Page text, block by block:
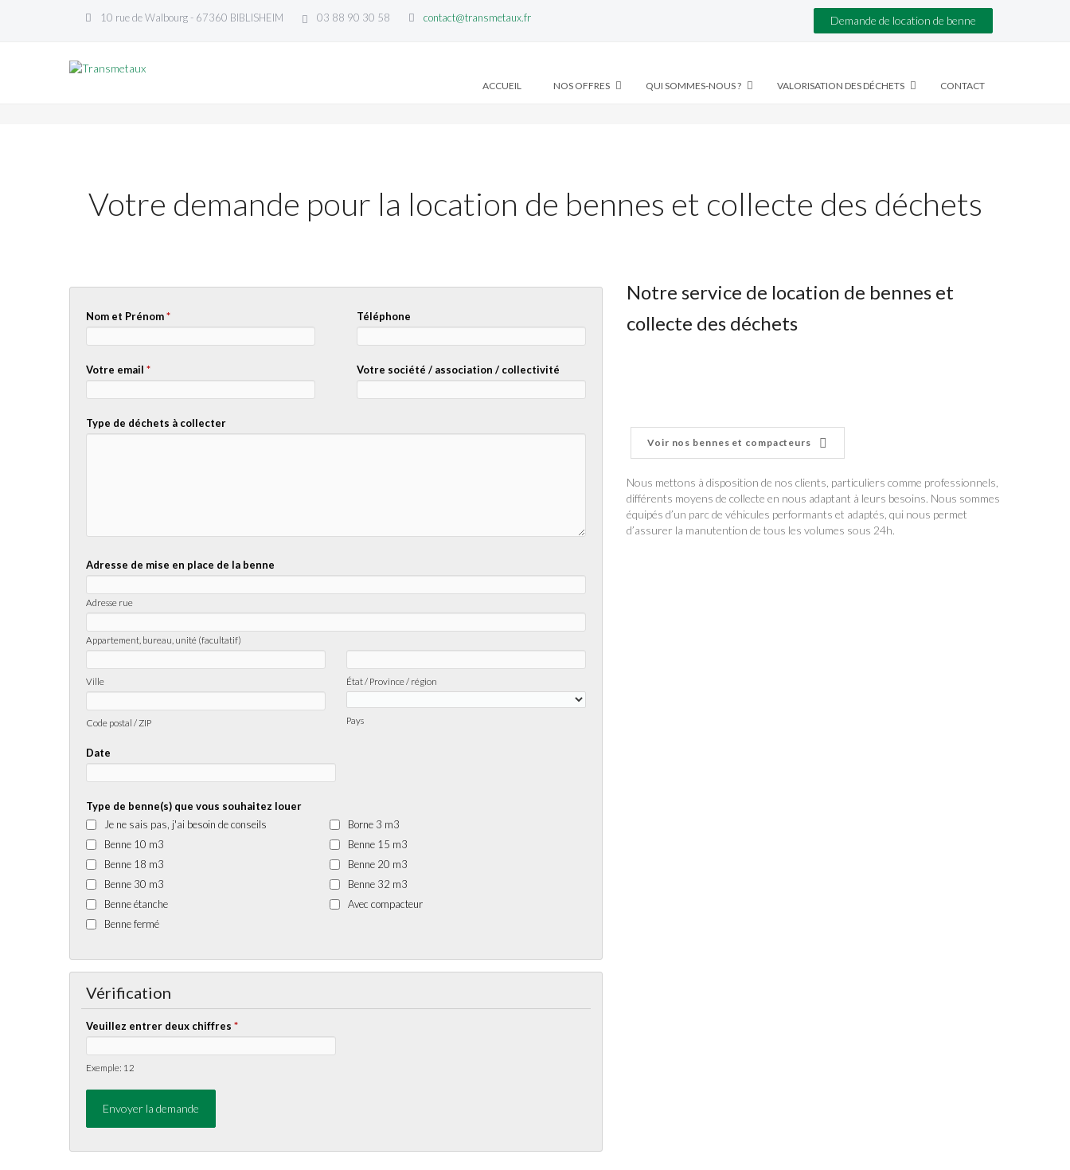
10 rue de Walbourg - 67360 BIBLISHEIM 03 88 90 30 58 contact@transmetaux.fr Demande de location de benne
ACCUEIL
NOS OFFRES QUI SOMMES-NOUS ? VALORISATION DES DÉCHETS CONTACT
Votre demande pour la location de bennes et collecte des déchets
Nom et Prénom* Téléphone
Votre email* Votre société / association / collectivité
Type de déchets à collecter
Adresse de mise en place de la benne
Adresse rue
Appartement, bureau, unité (facultatif)
Ville État / Province / région
Code postal / ZIP Pays
Date
Type de benne(s) que vous souhaitez louer
Je ne sais pas, j'ai besoin de conseils
Borne 3 m3
Benne 10 m3
Benne 15 m3
Benne 18 m3
Benne 20 m3
Benne 30 m3
Benne 32 m3
Benne étanche
Avec compacteur
Benne fermé
Vérification
Veuillez entrer deux chiffres*
Exemple: 12
Notre service de location de bennes et
collecte des déchets
Voir nos bennes et compacteurs
Nous mettons à disposition de nos clients, particuliers comme professionnels,
différents moyens de collecte en nous adaptant à leurs besoins. Nous sommes
équipés d’un parc de véhicules performants et adaptés, qui nous permet
d’assurer la manutention de tous les volumes sous 24h.